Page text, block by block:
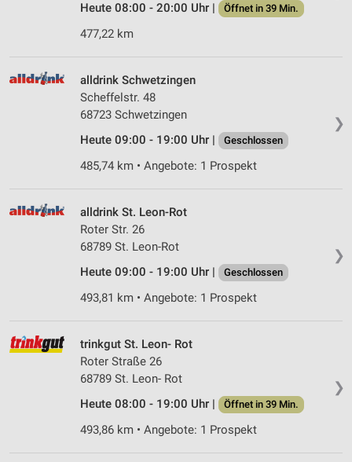
Heute 08:00 - 20:00 Uhr |
Öffnet in 39 Min.
477,22 km
❯
alldrink Schwetzingen
Scheffelstr. 48
68723 Schwetzingen
Heute 09:00 - 19:00 Uhr |
Geschlossen
485,74 km • Angebote: 1 Prospekt
❯
alldrink St. Leon-Rot
Roter Str. 26
68789 St. Leon-Rot
Heute 09:00 - 19:00 Uhr |
Geschlossen
493,81 km • Angebote: 1 Prospekt
❯
trinkgut St. Leon- Rot
Roter Straße 26
68789 St. Leon- Rot
Heute 08:00 - 19:00 Uhr |
Öffnet in 39 Min.
493,86 km • Angebote: 1 Prospekt
Speichern von oder Zugriff auf Informationen
Erstellung von Profilen für personalisierte
Verwendung von Profilen zur Auswahl
personalisierter Werbung
von Inhalten
Verwendung von Profilen zur Auswahl
personalisierter Inhalte
Analyse von Zielgruppen durch Statistiken oder
Kombinationen von Daten aus verschiedenen
Entwicklung und Verbesserung der Angebote
Verwendung reduzierter Daten zur Auswahl von